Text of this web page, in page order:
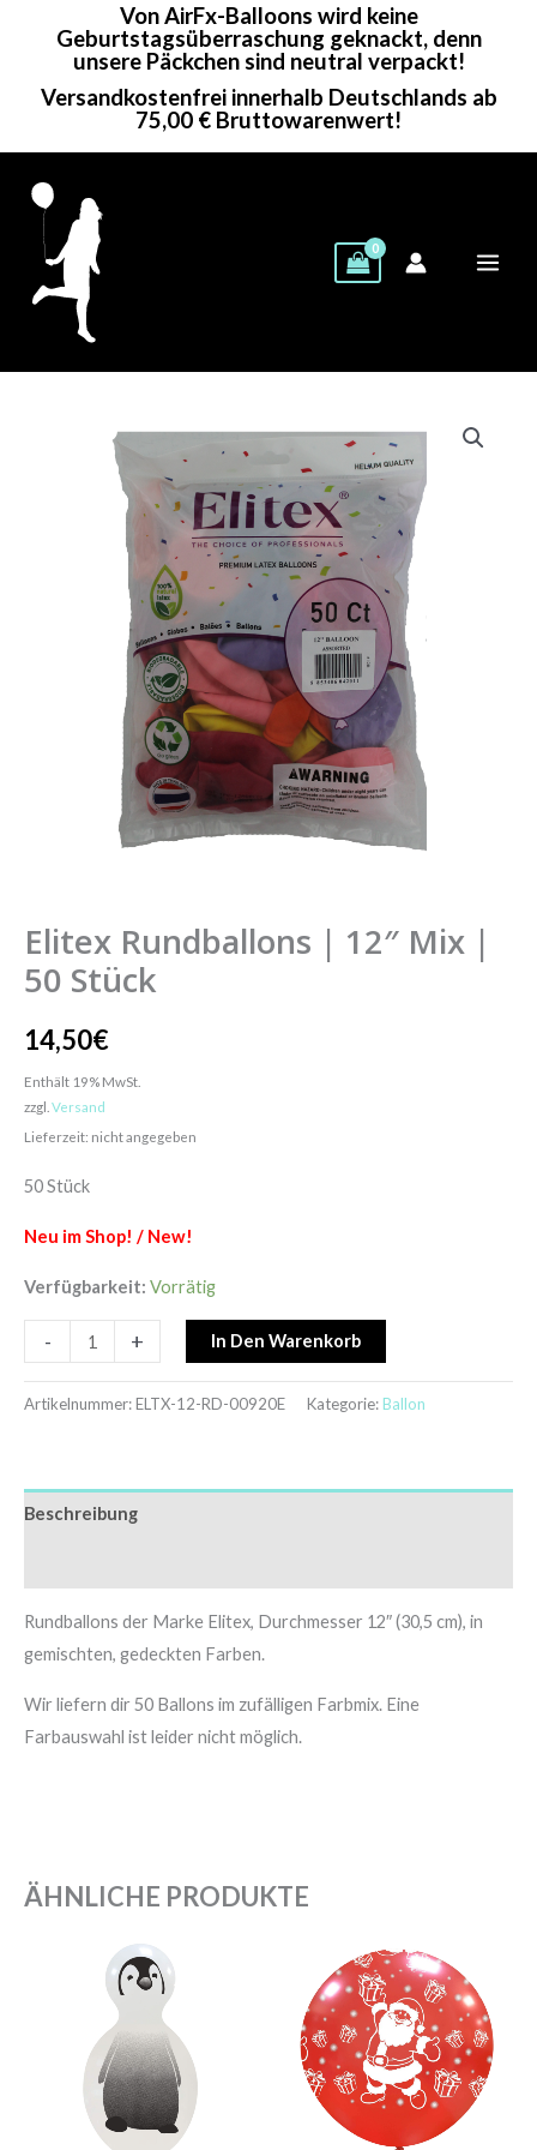
Von AirFx-Balloons wird keine
Geburtstagsüberraschung geknackt, denn
unsere Päckchen sind neutral verpackt!
Versandkostenfrei innerhalb Deutschlands ab
75,00 € Bruttowarenwert!
Elitex Rundballons | 12″ Mix |
50 Stück
14,50€
Enthält 19% MwSt.
zzgl. Versand
Lieferzeit: nicht angegeben
50 Stück
Neu im Shop! / New!
Verfügbarkeit: Vorrätig
-
Rundballons
+ In Den Warenkorb
Artikelnummer:ELTX-12-RD-00920E Kategorie: Ballon
Beschreibung
Rundballons der Marke Elitex, Durchmesser 12″ (30,5 cm), in
gemischten, gedeckten Farben.
Wir liefern dir 50 Ballons im zufälligen Farbmix. Eine
Farbauswahl ist leider nicht möglich.
ÄHNLICHE PRODUKTE